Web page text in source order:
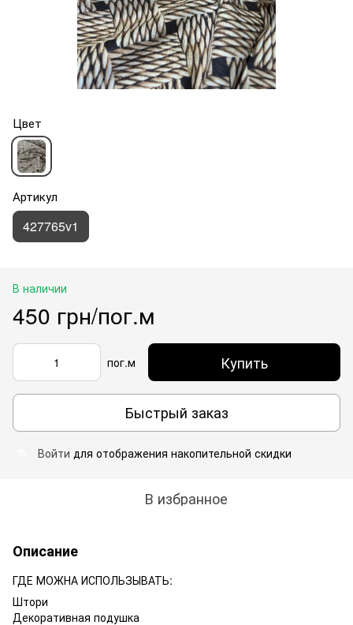
Цвет
Артикул
427765v1
В наличии
450 грн/пог.м
пог.м Купить
Быстрый заказ
Войти для отображения накопительной скидки
В избранное
Описание
ГДЕ МОЖНА ИСПОЛЬЗЫВАТЬ:
Штори
Декоративная подушка